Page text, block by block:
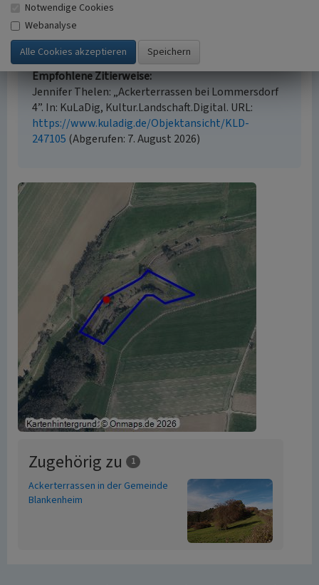
Lizenz CC BY-ND 4.0 (Namensnennung, keine
Bearbeitung). Die angezeigten Medien unterliegen
möglicherweise zusätzlichen urheberrechtlichen
Bedingungen, die an diesen ausgewiesen sind.
Empfohlene Zitierweise
Jennifer Thelen: „Ackerterrassen bei Lommersdorf
4”. In: KuLaDig, Kultur.Landschaft.Digital. URL:
https://www.kuladig.de/Objektansicht/KLD-
247105 (Abgerufen: 7. August 2026)
Zugehörig zu 1
Ackerterrassen in der Gemeinde
Blankenheim
Notwendige Cookies
Webanalyse